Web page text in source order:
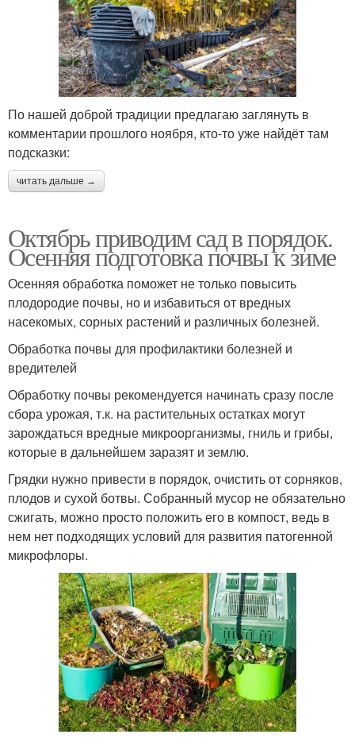
По нашей доброй традиции предлагаю заглянуть в
комментарии прошлого ноября, кто-то уже найдёт там
подсказки:
читать дальше →
Октябрь приводим сад в порядок.
Осенняя подготовка почвы к зиме
Осенняя обработка поможет не только повысить
плодородие почвы, но и избавиться от вредных
насекомых, сорных растений и различных болезней.
Обработка почвы для профилактики болезней и
вредителей
Обработку почвы рекомендуется начинать сразу после
сбора урожая, т.к. на растительных остатках могут
зарождаться вредные микроорганизмы, гниль и грибы,
которые в дальнейшем заразят и землю.
Грядки нужно привести в порядок, очистить от сорняков,
плодов и сухой ботвы. Собранный мусор не обязательно
сжигать, можно просто положить его в компост, ведь в
нем нет подходящих условий для развития патогенной
микрофлоры.